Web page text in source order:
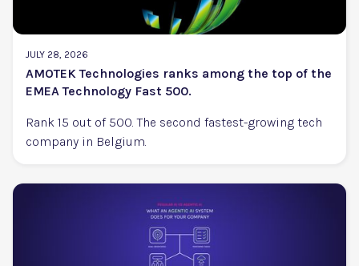
JULY 28, 2026
AMOTEK Technologies ranks among the top of the
EMEA Technology Fast 500.
Rank 15 out of 500. The second fastest-growing tech
company in Belgium.